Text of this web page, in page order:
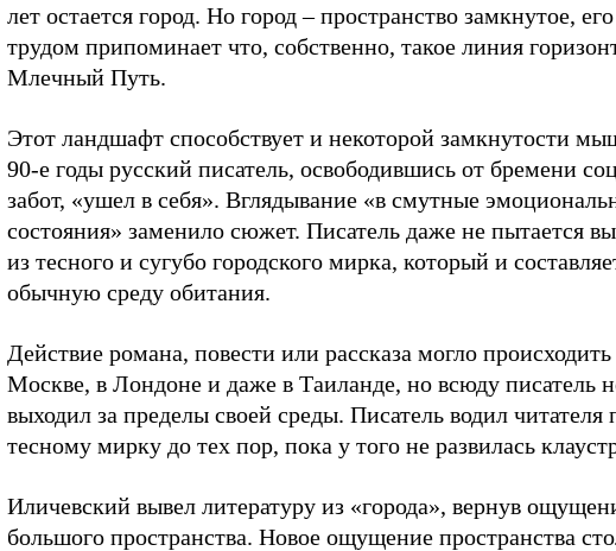
лет остается город. Но город – пространство замкнутое,
трудом припоминает что, собственно, такое линия
Млечный Путь.
Этот ландшафт способствует и некоторой замкнутости
90-е годы русский писатель, освободившись от бремени
забот, «ушел в себя». Вглядывание «в смутные
состояния» заменило сюжет. Писатель даже не пытается
из тесного и сугубо городского мирка, который и
обычную среду обитания.
Действие романа, повести или рассказа могло происходить
Москве, в Лондоне и даже в Таиланде, но всюду писатель
выходил за пределы своей среды. Писатель водил читателя
тесному мирку до тех пор, пока у того не развилась
Иличевский вывел литературу из «города», вернув
большого пространства. Новое ощущение пространства